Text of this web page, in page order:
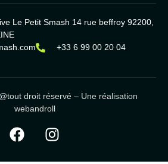
Le Petit Smash 14 rue beffroy 92200,
+33 6 99 00 20 04
droit réservé – Une réalisation
webandroll